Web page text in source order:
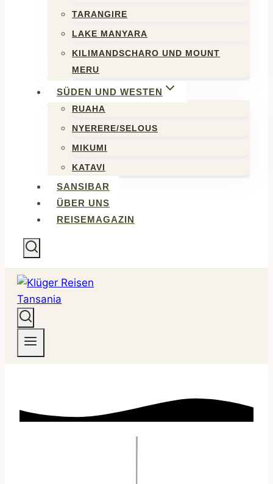
TARANGIRE
LAKE MANYARA
KILIMANDSCHARO UND MOUNT
MERU
SÜDEN UND WESTEN
RUAHA
NYERERE/SELOUS
MIKUMI
KATAVI
SANSIBAR
ÜBER UNS
REISEMAGAZIN